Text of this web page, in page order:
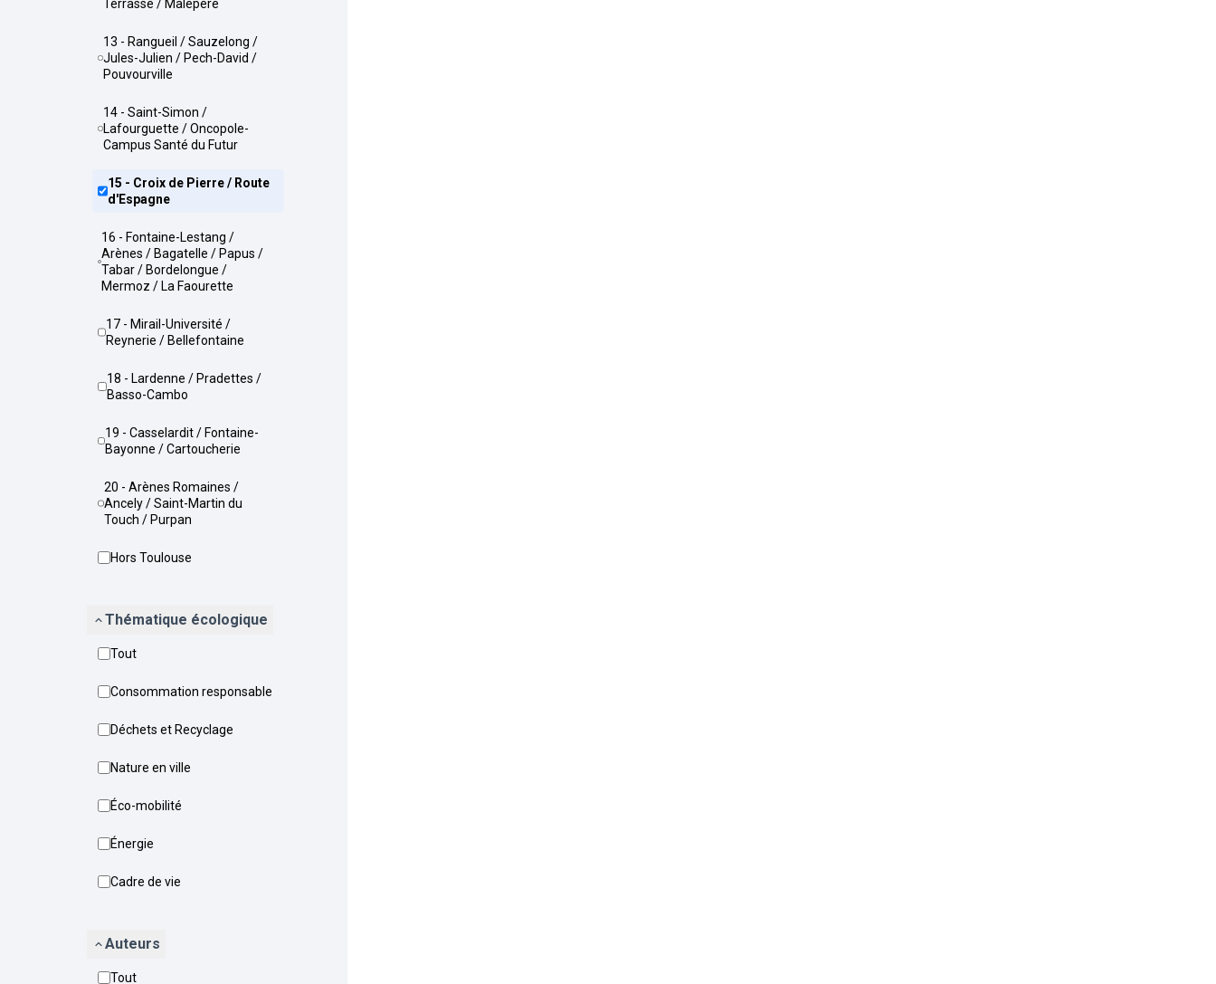
Terrasse / Malepère
13 - Rangueil / Sauzelong /
Jules-Julien / Pech-David /
Pouvourville
14 - Saint-Simon /
Lafourguette / Oncopole-
Campus Santé du Futur
15 - Croix de Pierre / Route
d'Espagne
16 - Fontaine-Lestang /
Arènes / Bagatelle / Papus /
Tabar / Bordelongue /
Mermoz / La Faourette
17 - Mirail-Université /
Reynerie / Bellefontaine
18 - Lardenne / Pradettes /
Basso-Cambo
19 - Casselardit / Fontaine-
Bayonne / Cartoucherie
20 - Arènes Romaines /
Ancely / Saint-Martin du
Touch / Purpan
Hors Toulouse
Thématique écologique
Tout
Consommation responsable
Déchets et Recyclage
Nature en ville
Éco-mobilité
Énergie
Cadre de vie
Auteurs
Tout